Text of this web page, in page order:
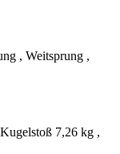
, Weitsprung ,
7,26 kg ,